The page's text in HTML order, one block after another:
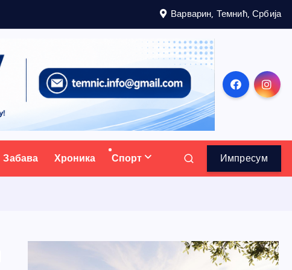
Варварин, Темнић, Србија
Забава Хроника Спорт Импресум